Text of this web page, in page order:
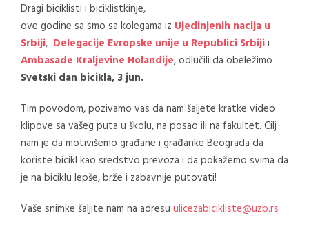
Dragi biciklisti i biciklistkinje,
ove godine sa smo sa kolegama iz Ujedinjenih nacija u
Srbiji, Delegacije Evropske unije u Republici Srbijii
Ambasade Kraljevine Holandije, odlučili da obeležimo
Svetski dan bicikla, 3 jun.
Tim povodom, pozivamo vas da nam šaljete kratke video
klipove sa vašeg puta u školu, na posao ili na fakultet. Cilj
nam je da motivišemo građane i građanke Beograda da
koriste bicikl kao sredstvo prevoza i da pokažemo svima da
je na biciklu lepše, brže i zabavnije putovati!
Vaše snimke šaljite nam na adresu ulicezabicikliste@uzb.rs